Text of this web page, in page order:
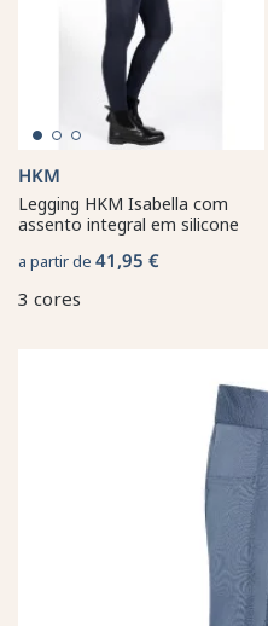
HKM
Legging HKM Isabella com
assento integral em silicone
a partir de 41,95 €
3 cores